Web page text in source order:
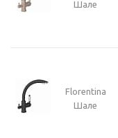
Шале
Florentina
Шале